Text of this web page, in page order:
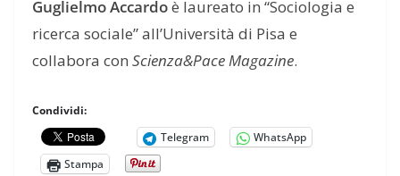
Guglielmo Accardoè laureato in “Sociologia e
ricerca sociale” all’Università di Pisa e
collabora con Scienza&Pace Magazine.
Condividi:
Telegram
WhatsApp
Stampa